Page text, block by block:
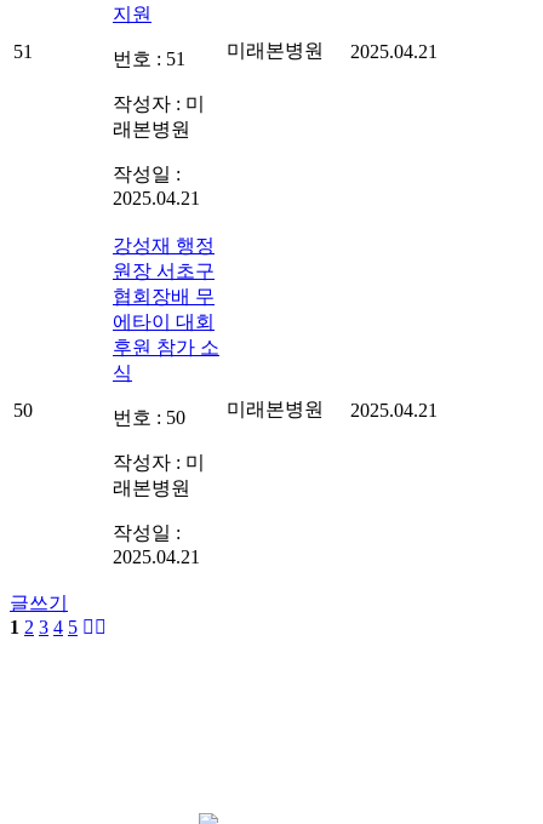
51
지원
번호 : 51
작성자 : 미
래본병원
작성일 :
2025.04.21
미래본병원 2025.04.21
50
강성재 행정
원장 서초구
협회장배 무
에타이 대회
후원 참가 소
식
번호 : 50
작성자 : 미
래본병원
작성일 :
2025.04.21
미래본병원 2025.04.21
글쓰기
1 2 3 4 5